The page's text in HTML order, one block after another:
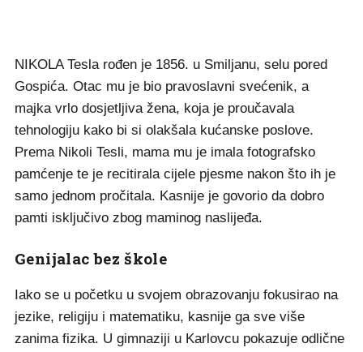
NIKOLA Tesla rođen je 1856. u Smiljanu, selu pored
Gospića. Otac mu je bio pravoslavni svećenik, a
majka vrlo dosjetljiva žena, koja je proučavala
tehnologiju kako bi si olakšala kućanske poslove.
Prema Nikoli Tesli, mama mu je imala fotografsko
pamćenje te je recitirala cijele pjesme nakon što ih je
samo jednom pročitala. Kasnije je govorio da dobro
pamti isključivo zbog maminog naslijeđa.
Genijalac bez škole
Iako se u početku u svojem obrazovanju fokusirao na
jezike, religiju i matematiku, kasnije ga sve više
zanima fizika. U gimnaziji u Karlovcu pokazuje odlične